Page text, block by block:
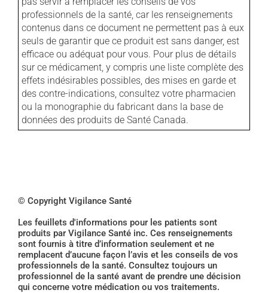
professionnels de la santé, car les renseignements
contenus dans ce document ne permettent pas à eux
seuls de garantir que ce produit est sans danger, est
efficace ou adéquat pour vous. Pour plus de détails
sur ce médicament, y compris une liste complète des
effets indésirables possibles, des mises en garde et
des contre-indications, consultez votre pharmacien
ou la monographie du fabricant dans la base de
données des produits de Santé Canada.
© Copyright Vigilance Santé
Les feuillets d'informations pour les patients sont
produits par Vigilance Santé inc. Ces renseignements
sont fournis à titre d’information seulement et ne
remplacent d’aucune façon l’avis et les conseils de vos
professionnels de la santé. Consultez toujours un
professionnel de la santé avant de prendre une décision
qui concerne votre médication ou vos traitements.